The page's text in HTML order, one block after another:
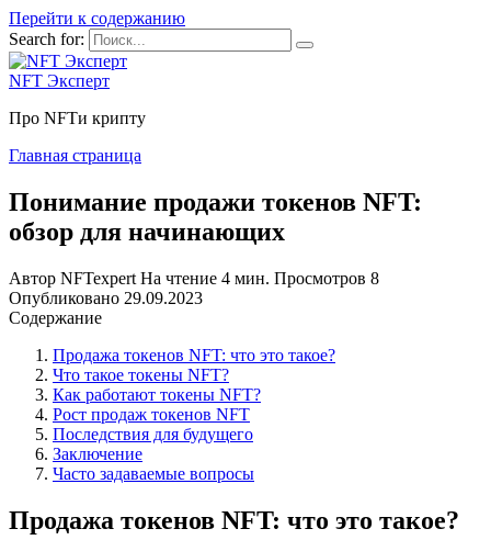
Перейти к содержанию
Search for:
NFT Эксперт
Про NFTи крипту
Главная страница
Понимание продажи токенов NFT:
обзор для начинающих
Автор NFTexpert На чтение 4 мин. Просмотров 8
Опубликовано 29.09.2023
Содержание
Продажа токенов NFT: что это такое?
Что такое токены NFT?
Как работают токены NFT?
Рост продаж токенов NFT
Последствия для будущего
Заключение
Часто задаваемые вопросы
Продажа токенов NFT: что это такое?